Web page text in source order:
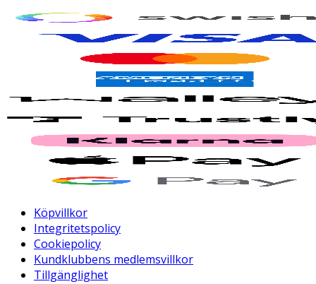
Köpvillkor
Integritetspolicy
Cookiepolicy
Kundklubbens medlemsvillkor
Tillgänglighet